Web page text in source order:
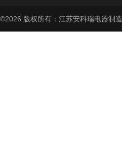
©2026 版权所有：江苏安科瑞电器制